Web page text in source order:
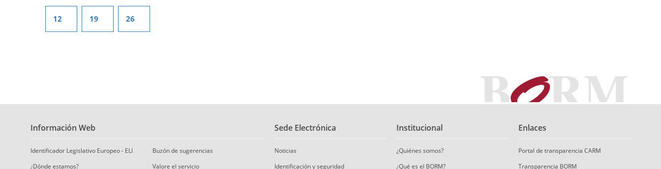
12 19 26
Información Web
Identificador Legislativo Europeo - ELI
¿Dónde estamos?
Buzón de sugerencias
Valore el servicio
Sede Electrónica
Noticias
Identificación y seguridad
Institucional
¿Quiénes somos?
¿Qué es el BORM?
Enlaces
Portal de transparencia CARM
Transparencia BORM